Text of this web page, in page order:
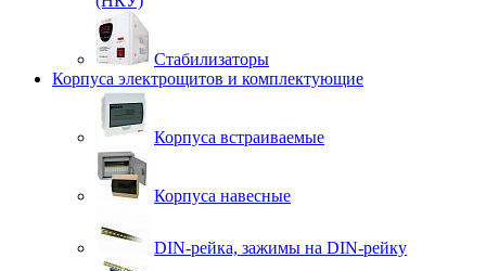
Стабилизаторы
Корпуса электрощитов и комплектующие
Корпуса встраиваемые
Корпуса навесные
DIN-рейка, зажимы на DIN-рейку